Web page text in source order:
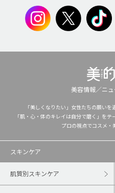
美容情報／ニ
「美しくなりたい」女性たちの願い
「肌・心・体のキレイは自分で磨く」を
プロの視点でコスメ・
スキンケア
肌質別スキンケア